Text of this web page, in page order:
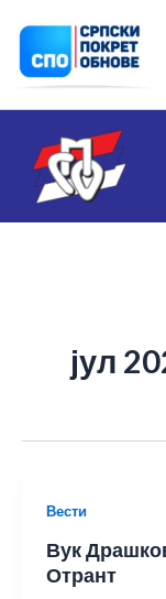
садржај
јул
Вести
Вук
Отрант